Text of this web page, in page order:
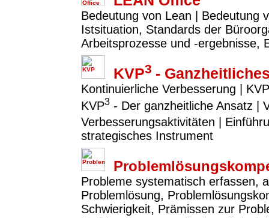
Bedeutung von Lean | Bedeutung
Istsituation, Standards der
Arbeitsprozesse und -ergebnisse,
KVP3 -
Kontinuierliche Verbesserung |
KVP3 - Der ganzheitliche Ansatz |
Verbesserungsaktivitäten |
strategisches Instrument
Probleme systematisch erfassen,
Problemlösung,
Schwierigkeit, Prämissen zur